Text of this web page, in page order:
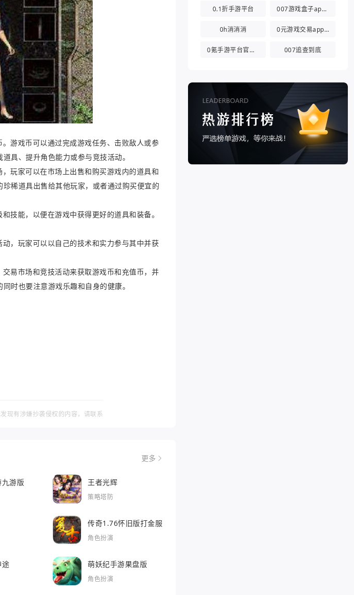
游戏币可以通过完成游戏任务、击败敌人或参
具、提升角色能力或参与竞技活动。
玩家可以在市场上出售和购买游戏内的道具和
稀道具出售给其他玩家，或者通过购买便宜的
技能，以便在游戏中获得更好的道具和装备。
，玩家可以以自己的技术和实力参与其中并获
易市场和竞技活动来获取游戏币和充值币，并
时也要注意游戏乐趣和自身的健康。
现有涉嫌抄袭侵权的内容，请联系
更多
游版 王者光辉
策略塔防
传奇1.76怀旧版打金服
角色扮演
途 萌妖纪手游果盘版
角色扮演
0.1折手游平台 007游戏盒子app官方版
0h消消消 0元游戏交易app(0氪游戏盒)
0氪手游平台官方版 007追查到底